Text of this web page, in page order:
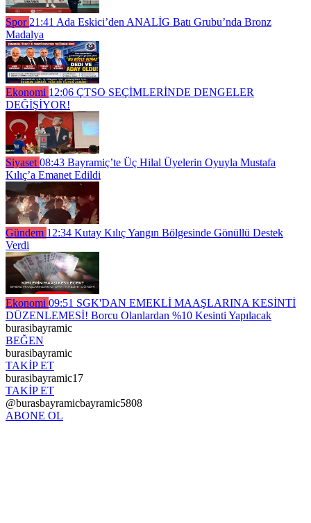
Spor 21:41 Ada Eskici’den ANALİG Batı Grubu’nda Bronz
Madalya
Ekonomi 12:06 ÇTSO SEÇİMLERİNDE DENGELER
DEĞİŞİYOR!
Siyaset 08:43 Bayramiç’te Üç Hilal Üyelerin Oyuyla Mustafa
Kılıç’a Emanet Edildi
Gündem 12:34 Kutay Kılıç Yangın Bölgesinde Gönüllü Destek
Verdi
Ekonomi 09:51 SGK'DAN EMEKLİ MAAŞLARINA KESİNTİ
DÜZENLEMESİ! Borcu Olanlardan %10 Kesinti Yapılacak
burasibayramic
BEĞEN
burasibayramic
TAKİP ET
burasibayramic17
TAKİP ET
@burasbayramicbayramic5808
ABONE OL